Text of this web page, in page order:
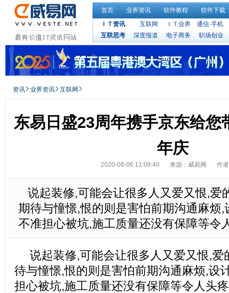
首页 业界资讯 软件教程
软件下载
ＩＴ资讯
互联网 ＩＴ业界
通信·手机
互联思考
深度报道 电子商务 职场创业
资讯 业界资讯 互联网
东易日盛23周年携手京东给您
年庆
2020-08-06 11:09:40 来源：威易网 作
说起装修,可能会让很多人又爱又恨,爱
期待与憧憬,恨的则是害怕前期沟通麻烦
不准担心被坑,施工质量还没有保障等令
说起装修,可能会让很多人又爱又恨,爱
待与憧憬,恨的则是害怕前期沟通麻烦,设
担心被坑,施工质量还没有保障等令人头